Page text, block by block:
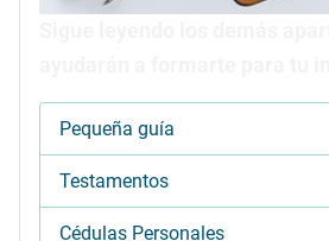
Pequeña guía
Testamentos
Cédulas Personales